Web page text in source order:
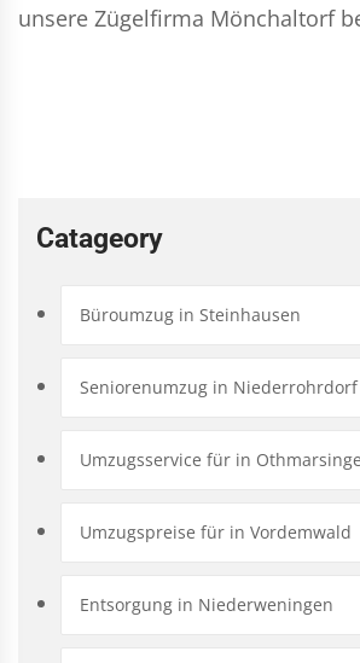
unsere Zügelfirma Mönchaltorf
Catageory
Büroumzug in Steinhausen
Seniorenumzug in Niederrohrdorf
Umzugsservice für in
Umzugspreise für in Vordemwald
Entsorgung in Niederweningen